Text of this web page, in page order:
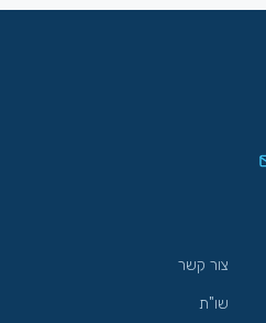
צור קשר
שו"ת